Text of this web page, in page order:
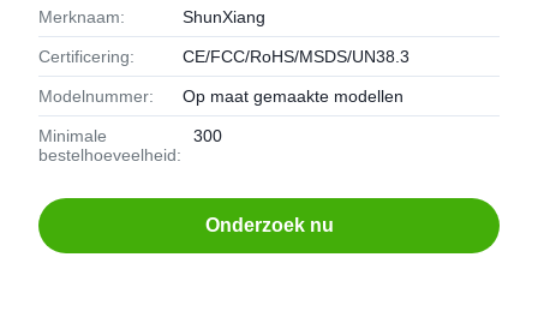
Merknaam: ShunXiang
Certificering: CE/FCC/RoHS/MSDS/UN38.3
Modelnummer: Op maat gemaakte modellen
Minimale
bestelhoeveelheid:
300
Onderzoek nu